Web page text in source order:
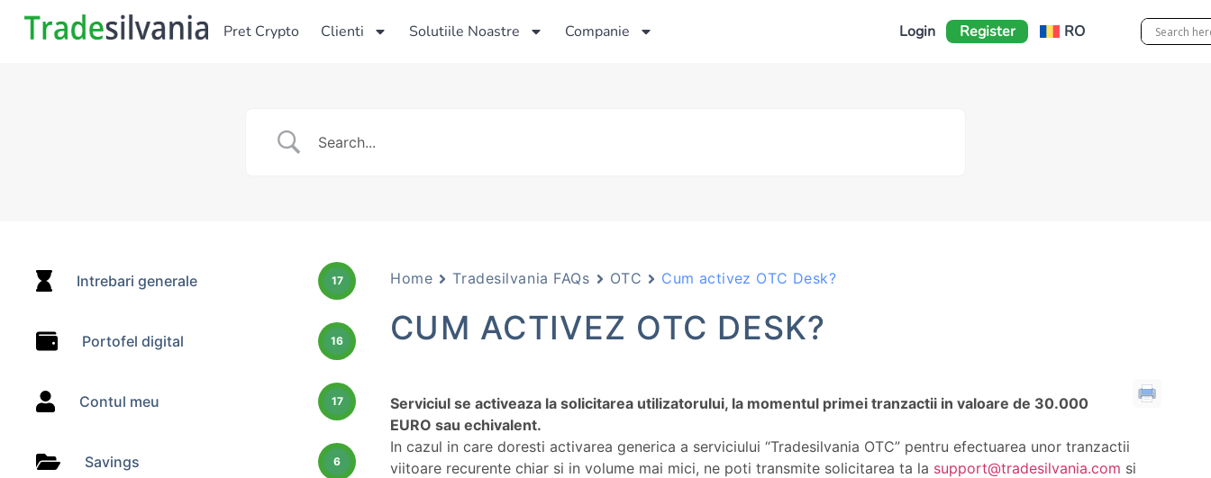
Pret Crypto Clienti Solutiile Noastre Companie Login Register RO
Intrebari generale 17
Portofel digital 16
Contul meu 17
Savings 6
Home Tradesilvania FAQs OTC Cum activez OTC Desk?
CUM ACTIVEZ OTC DESK?
Serviciul se activeaza la solicitarea utilizatorului, la momentul primei tranzactii in valoare de 30.000
EURO sau echivalent.
In cazul in care doresti activarea generica a serviciului “Tradesilvania OTC” pentru efectuarea unor tranzactii
viitoare recurente chiar si in volume mai mici, ne poti transmite solicitarea ta la support@tradesilvania.com si